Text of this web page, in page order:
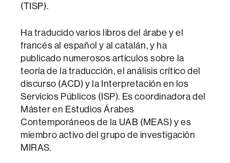
(TISP).
Ha traducido varios libros del árabe y el
francés al español y al catalán, y ha
publicado numerosos artículos sobre la
teoría de la traducción, el análisis crítico del
discurso (ACD) y la Interpretación en los
Servicios Públicos (ISP). Es coordinadora del
Máster en Estudios Árabes
Contemporáneos de la UAB (MEAS) y es
miembro activo del grupo de investigación
MIRAS.